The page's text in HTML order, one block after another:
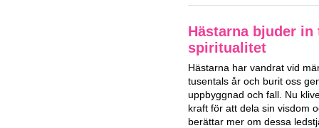
Hästarna bjuder
spiritualitet
Hästarna har vandrat vid
tusentals år och burit oss
uppbyggnad och fall. Nu
kraft för att dela sin visdom
berättar mer om dessa